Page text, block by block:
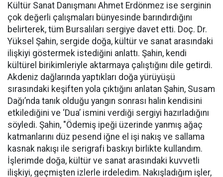
Kültür Sanat Danışmanı Ahmet Erdönmez ise serginin
çok değerli çalışmaları bünyesinde barındırdığını
belirterek, tüm Bursalıları sergiye davet etti. Doç. Dr.
Yüksel Şahin, sergide doğa, kültür ve sanat arasındaki
ilişkiyi göstermek istediğini anlattı. Şahin, kendi
kültürel birikimleriyle aktarmaya çalıştığını dile getirdi.
Akdeniz dağlarında yaptıkları doğa yürüyüşü
sırasındaki keşiften yola çıktığını anlatan Şahin, Susam
Dağı’nda tanık olduğu yangın sonrası halin kendisini
etkilediğini ve ‘Dua’ ismini verdiği sergiyi hazırladığını
söyledi. Şahin, "Ödemiş ipeği üzerinde yanmış ağaç
katmanlarını düz pesend iğne el işi nakış ve sallama
kasnak nakışı ile serigrafi baskıyı birlikte kullandım.
İşlerimde doğa, kültür ve sanat arasındaki kuvvetli
ilişkiyi, geçmişten izlerle irdeledim. Nakışladığım işler,